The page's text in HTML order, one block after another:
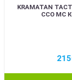
KRAMATAN
ССО МС